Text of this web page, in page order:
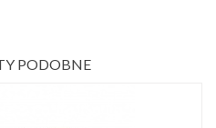
PODOBNE